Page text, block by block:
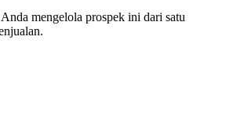
mengelola prospek ini dari satu